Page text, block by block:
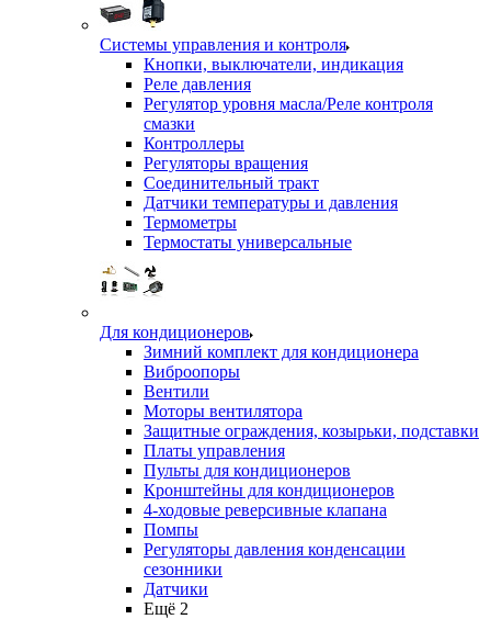
Системы управления и контроля
Кнопки, выключатели, индикация
Реле давления
Регулятор уровня масла/Реле контроля
смазки
Контроллеры
Регуляторы вращения
Соединительный тракт
Датчики температуры и давления
Термометры
Термостаты универсальные
Для кондиционеров
Зимний комплект для кондиционера
Виброопоры
Вентили
Моторы вентилятора
Защитные ограждения, козырьки, подставки
Платы управления
Пульты для кондиционеров
Кронштейны для кондиционеров
4-ходовые реверсивные клапана
Помпы
Регуляторы давления конденсации
сезонники
Датчики
Ещё 2